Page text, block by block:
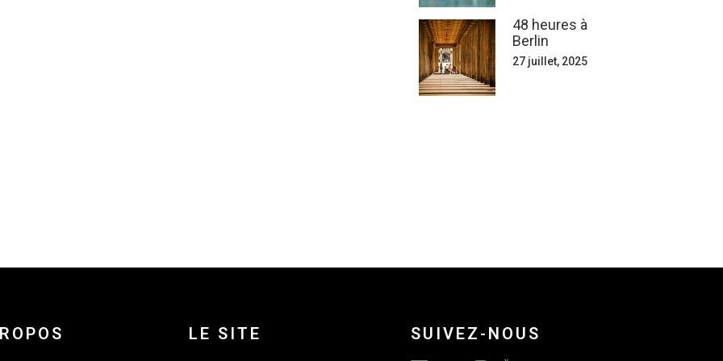
48 heures à
Berlin
27 juillet, 2025
LE SITE SUIVEZ-NOUS